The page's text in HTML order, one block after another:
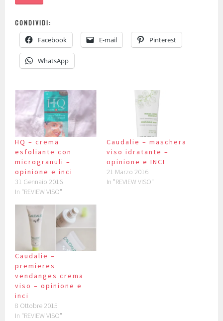
CONDIVIDI:
Facebook E-mail Pinterest
WhatsApp
HQ – crema
esfoliante con
microgranuli –
opinione e inci
31 Gennaio 2016
In "REVIEW VISO"
Caudalie – maschera
viso idratante –
opinione e INCI
21 Marzo 2016
In "REVIEW VISO"
Caudalie –
premieres
vendanges crema
viso – opinione e
inci
8 Ottobre 2015
In "REVIEW VISO"